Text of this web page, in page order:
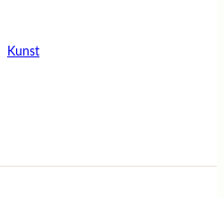
Kunst